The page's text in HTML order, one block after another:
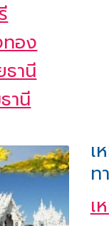
ทอง
ธานี
านี
เ
ท
เ